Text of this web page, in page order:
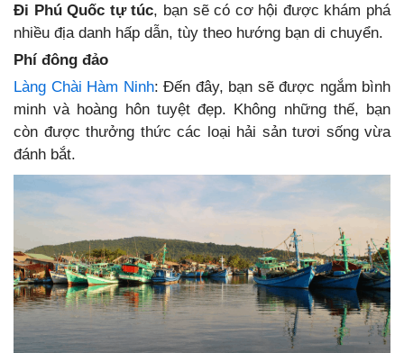
Đi Phú Quốc tự túc, bạn sẽ có cơ hội được khám phá
nhiều địa danh hấp dẫn, tùy theo hướng bạn di chuyển.
Phí đông đảo
Làng Chài Hàm Ninh: Đến đây, bạn sẽ được ngắm bình
minh và hoàng hôn tuyệt đẹp. Không những thế, bạn
còn được thưởng thức các loại hải sản tươi sống vừa
đánh bắt.